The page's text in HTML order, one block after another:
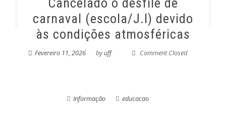
Cancelado o desfile de
carnaval (escola/J.I) devido
às condições atmosféricas
Fevereiro 11, 2026 byuff Comment Closed
Informação educacao